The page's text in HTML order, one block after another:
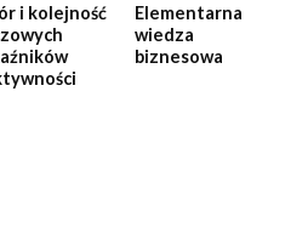
i kolejność
Elementarna
wiedza
biznesowa